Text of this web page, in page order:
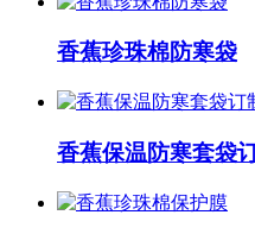
香蕉珍珠棉防寒袋
香蕉保温防寒套袋